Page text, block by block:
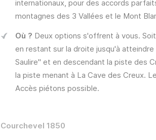
internationaux, pour des accords
montagnes des 3 Vallées et le Mont
Où ? Deux options s'offrent à vous.
en restant sur la droite jusqu'à
Saulire" et en descendant la piste des
la piste menant à La Cave des Creux.
Accès piétons possible.
Courchevel 1850